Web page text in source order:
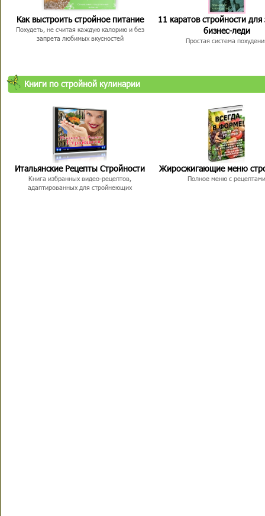
Как выстроить стройное питание
Похудеть, не считая каждую калорию и без
запрета любимых вкусностей
11 каратов стройности для
бизнес-леди
Простая система
Книги по стройной кулинарии
Итальянские Рецепты Стройности
Книга избранных видео-рецептов,
адаптированных для стройнеющих
Жиросжигающие меню
Полное меню с рецептами